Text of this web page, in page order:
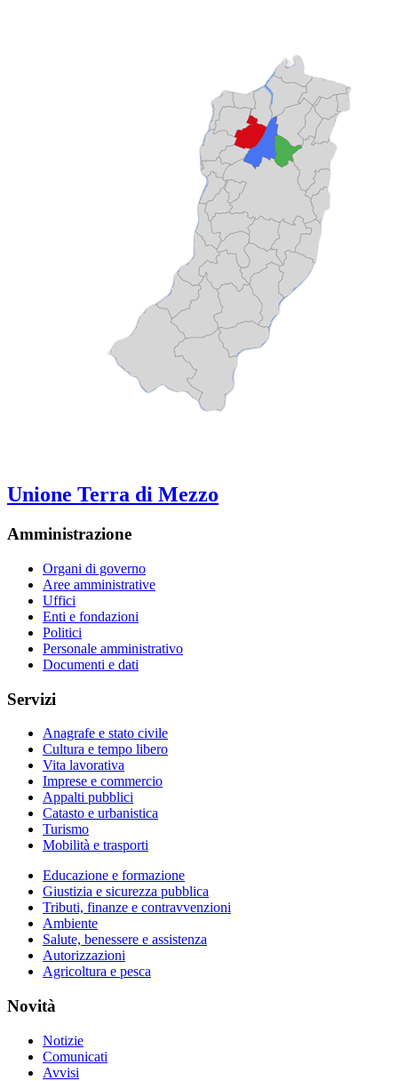
Unione Terra di Mezzo
Amministrazione
Organi di governo
Aree amministrative
Uffici
Enti e fondazioni
Politici
Personale amministrativo
Documenti e dati
Servizi
Anagrafe e stato civile
Cultura e tempo libero
Vita lavorativa
Imprese e commercio
Appalti pubblici
Catasto e urbanistica
Turismo
Mobilità e trasporti
Educazione e formazione
Giustizia e sicurezza pubblica
Tributi, finanze e contravvenzioni
Ambiente
Salute, benessere e assistenza
Autorizzazioni
Agricoltura e pesca
Novità
Notizie
Comunicati
Avvisi